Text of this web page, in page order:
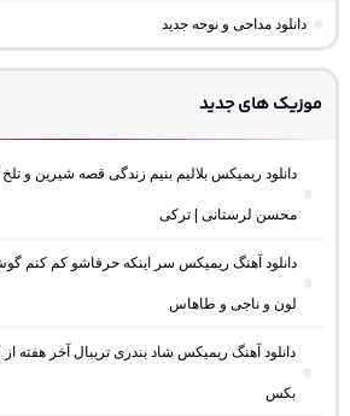
دانلود مداحی و نوحه جدید
موزیک های جدید
دانلود ریمیکس بلالیم بنیم زندگی قصه شیرین و
محسن لرستانی | ترکی
دانلود آهنگ ریمیکس سر اینکه حرفاشو کم کنم
لون و ناجی و طاهاس
دانلود آهنگ ریمیکس شاد بندری تریبال آخر هفته
بکس